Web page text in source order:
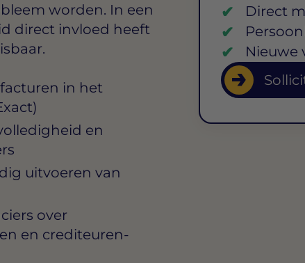
worden. In een
direct invloed heeft
in het
en
uitvoeren van
over
en crediteuren-
Direct
Nieuwe